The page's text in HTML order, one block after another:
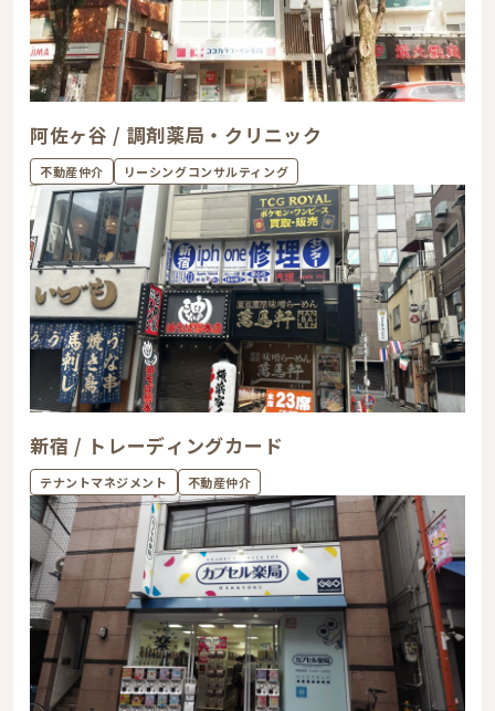
阿佐ヶ谷 / 調剤薬局・クリニック
不動産仲介 リーシングコンサルティング
新宿 / トレーディングカード
テナントマネジメント 不動産仲介